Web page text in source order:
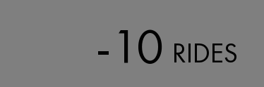
-10 RIDES​